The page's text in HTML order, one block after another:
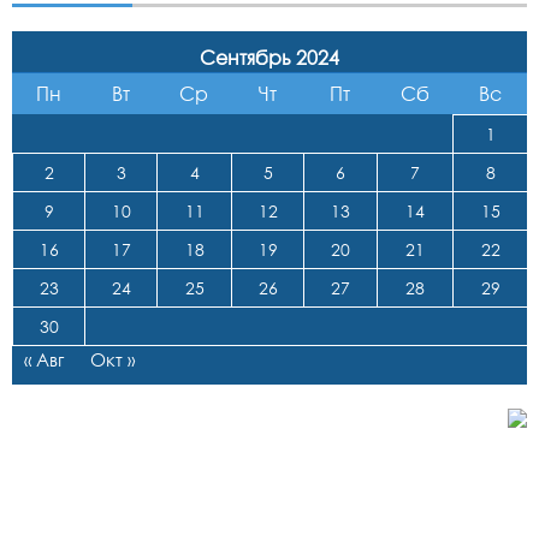
Сентябрь 2024
Пн
Вт Ср Чт Пт Сб Вс
1
2
3 4 5 6 7
8
9
10 11 12 13 14
15
16
17 18 19 20 21
22
23
24 25 26 27 28
29
30
« Авг Окт »